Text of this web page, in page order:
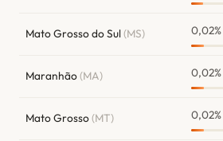
Mato Grosso do Sul(MS) 0,02%
Maranhão(MA) 0,02%
Mato Grosso(MT) 0,02%